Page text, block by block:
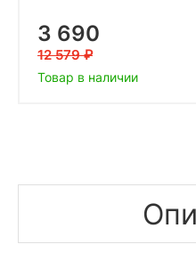
3 690
12 579
Товар в наличии